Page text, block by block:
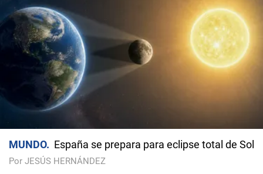
MUNDO España se prepara para eclipse total de Sol
Por JESÚS HERNÁNDEZ